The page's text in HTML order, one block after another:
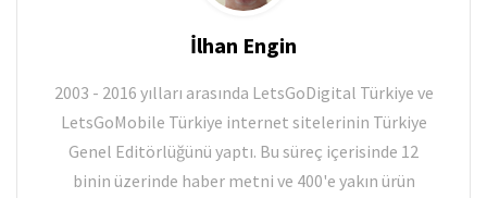
İlhan Engin
2003 - 2016 yılları arasında LetsGoDigital Türkiye ve
LetsGoMobile Türkiye internet sitelerinin Türkiye
Genel Editörlüğünü yaptı. Bu süreç içerisinde 12
binin üzerinde haber metni ve 400'e yakın ürün